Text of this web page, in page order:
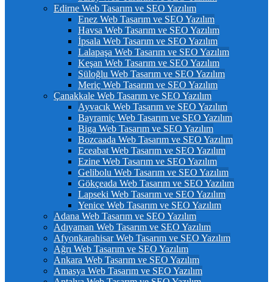
Edirne Web Tasarım ve SEO Yazılım
Enez Web Tasarım ve SEO Yazılım
Havsa Web Tasarım ve SEO Yazılım
İpsala Web Tasarım ve SEO Yazılım
Lalapaşa Web Tasarım ve SEO Yazılım
Keşan Web Tasarım ve SEO Yazılım
Süloğlu Web Tasarım ve SEO Yazılım
Meriç Web Tasarım ve SEO Yazılım
Çanakkale Web Tasarım ve SEO Yazılım
Ayvacık Web Tasarım ve SEO Yazılım
Bayramiç Web Tasarım ve SEO Yazılım
Biga Web Tasarım ve SEO Yazılım
Bozcaada Web Tasarım ve SEO Yazılım
Eceabat Web Tasarım ve SEO Yazılım
Ezine Web Tasarım ve SEO Yazılım
Gelibolu Web Tasarım ve SEO Yazılım
Gökçeada Web Tasarım ve SEO Yazılım
Lapseki Web Tasarım ve SEO Yazılım
Yenice Web Tasarım ve SEO Yazılım
Adana Web Tasarım ve SEO Yazılım
Adıyaman Web Tasarım ve SEO Yazılım
Afyonkarahisar Web Tasarım ve SEO Yazılım
Ağrı Web Tasarım ve SEO Yazılım
Ankara Web Tasarım ve SEO Yazılım
Amasya Web Tasarım ve SEO Yazılım